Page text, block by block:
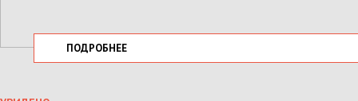
ПОДРОБНЕЕ